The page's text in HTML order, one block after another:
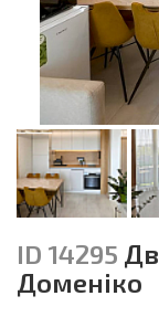
ID 14295
Доменіко